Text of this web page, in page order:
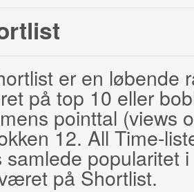
er en løbende
på top 10 eller
pointtal (views
12. All Time-
samlede popularitet
på Shortlist.